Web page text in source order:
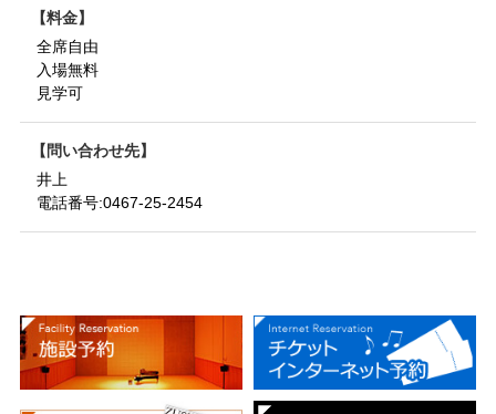
料金
全席自由
入場無料
見学可
問い合わせ先
井上
電話番号:0467-25-2454